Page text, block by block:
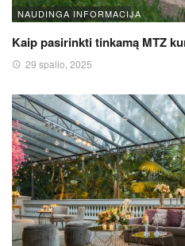
NAUDINGA INFORMACIJA
Kaip pasirinkti tinkamą MTZ
29 spalio, 2025